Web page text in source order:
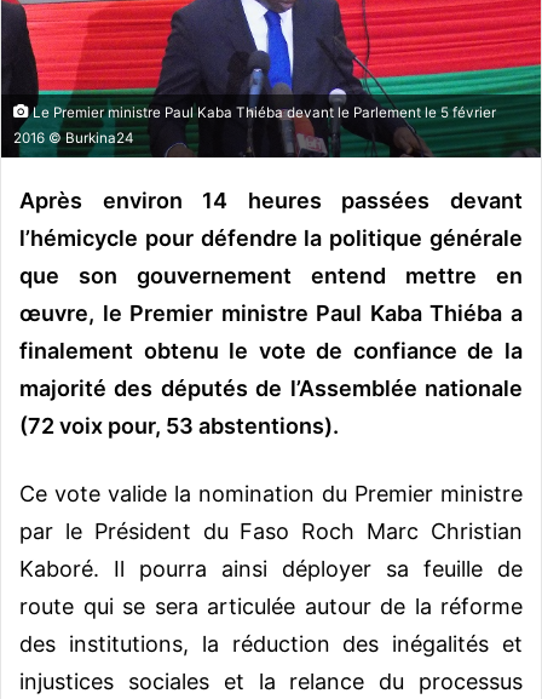
i
e
Le Premier ministre Paul Kaba Thiéba devant le Parlement le 5 février
2016 © Burkina24
Après environ 14 heures passées devant
l’hémicycle pour défendre la politique générale
que son gouvernement entend mettre en
œuvre, le Premier ministre Paul Kaba Thiéba a
finalement obtenu le vote de confiance de la
majorité des députés de l’Assemblée nationale
(72 voix pour, 53 abstentions).
Ce vote valide la nomination du Premier ministre
par le Président du Faso Roch Marc Christian
Kaboré. Il pourra ainsi déployer sa feuille de
route qui se sera articulée autour de la réforme
des institutions, la réduction des inégalités et
injustices sociales et la relance du processus